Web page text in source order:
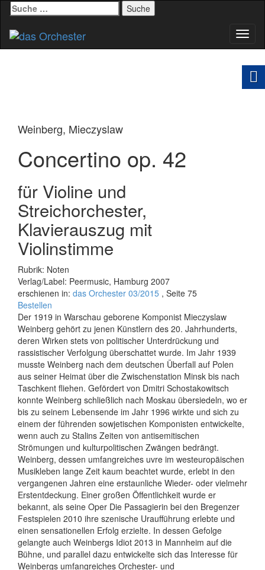
Suche
nach:
Weinberg, Mieczyslaw
Concertino op. 42
für Violine und
Streichorchester,
Klavierauszug mit
Violinstimme
Rubrik: Noten
Verlag/Label: Peermusic, Hamburg 2007
erschienen in: das Orchester 03/2015 , Seite 75
Bestellen
Der 1919 in Warschau geborene Komponist Mieczyslaw
Weinberg gehört zu jenen Künstlern des 20. Jahrhunderts,
deren Wirken stets von politischer Unterdrückung und
rassistischer Verfolgung überschattet wurde. Im Jahr 1939
musste Weinberg nach dem deutschen Überfall auf Polen
aus seiner Heimat über die Zwischenstation Minsk bis nach
Taschkent fliehen. Gefördert von Dmitri Schostakowitsch
konnte Weinberg schließlich nach Moskau übersiedeln, wo er
bis zu seinem Lebensende im Jahr 1996 wirkte und sich zu
einem der führenden sowjetischen Komponisten entwickelte,
wenn auch zu Stalins Zeiten von antisemitischen
Strömungen und kulturpolitischen Zwängen bedrängt.
Weinberg, dessen umfangreiches uvre im westeuropäischen
Musikleben lange Zeit kaum beachtet wurde, erlebt in den
vergangenen Jahren eine erstaunliche Wieder- oder vielmehr
Erstentdeckung. Einer großen Öffentlichkeit wurde er
bekannt, als seine Oper Die Passagierin bei den Bregenzer
Festspielen 2010 ihre szenische Uraufführung erlebte und
einen sensationellen Erfolg erzielte. In dessen Gefolge
gelangte auch Weinbergs Idiot 2013 in Mannheim auf die
Bühne, und parallel dazu entwickelte sich das Interesse für
Weinbergs umfangreiches Orchester- und